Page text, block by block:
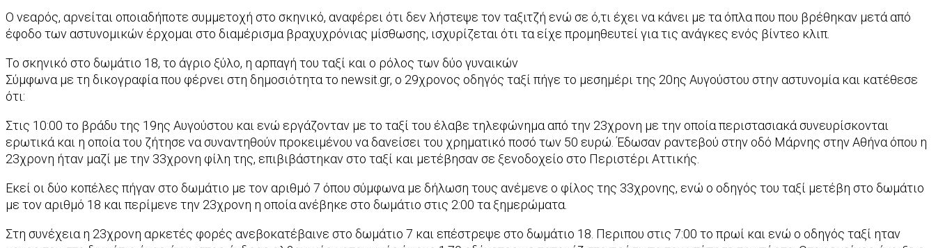
Ο νεαρός, αρνείται οποιαδήποτε συμμετοχή στο σκηνικό, αναφέρει ότι δεν λήστεψε τον ταξιτζή ενώ σε ό,τι έχει να κάνει με τα όπλα που που βρέθηκαν μετά από
έφοδο των αστυνομικών έρχομαι στο διαμέρισμα βραχυχρόνιας μίσθωσης, ισχυρίζεται ότι τα είχε προμηθευτεί για τις ανάγκες ενός βίντεο κλιπ.
Το σκηνικό στο δωμάτιο 18, το άγριο ξύλο, η αρπαγή του ταξί και ο ρόλος των δύο γυναικών
Σύμφωνα με τη δικογραφία που φέρνει στη δημοσιότητα το newsit.gr, ο 29χρονος οδηγός ταξί πήγε το μεσημέρι της 20ης Αυγούστου στην αστυνομία και κατέθεσε
ότι:
Στις 10:00 το βράδυ της 19ης Αυγούστου και ενώ εργάζονταν με το ταξί του έλαβε τηλεφώνημα από την 23χρονη με την οποία περιστασιακά συνευρίσκονται
ερωτικά και η οποία του ζήτησε να συναντηθούν προκειμένου να δανείσει του χρηματικό ποσό των 50 ευρώ. Έδωσαν ραντεβού στην οδό Μάρνης στην Αθήνα όπου η
23χρονη ήταν μαζί με την 33χρονη φίλη της, επιβιβάστηκαν στο ταξί και μετέβησαν σε ξενοδοχείο στο Περιστέρι Αττικής.
Εκεί οι δύο κοπέλες πήγαν στο δωμάτιο με τον αριθμό 7 όπου σύμφωνα με δήλωση τους ανέμενε ο φίλος της 33χρονης, ενώ ο οδηγός του ταξί μετέβη στο δωμάτιο
με τον αριθμό 18 και περίμενε την 23χρονη η οποία ανέβηκε στο δωμάτιο στις 2:00 τα ξημερώματα.
Στη συνέχεια η 23χρονη αρκετές φορές ανεβοκατέβαινε στο δωμάτιο 7 και επέστρεψε στο δωμάτιο 18. Περιπου στις 7:00 το πρωί και ενώ ο οδηγός ταξί ηταν